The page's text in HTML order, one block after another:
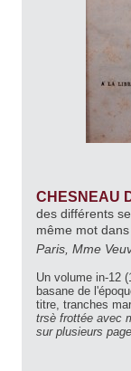
CHESNEAU
des différents
même mot
Paris, Mme
Un volume in-12
basane de
titre, tranches
trsè frottée avec
sur plusieurs